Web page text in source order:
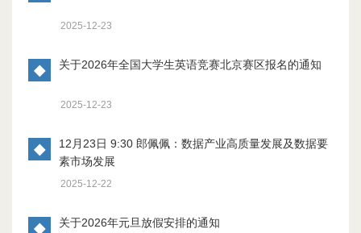
2025-12-23
◆ 关于2026年全国大学生英语竞赛北京赛区报名的通知
2025-12-23
◆
12月23日 9:30 郎佩佩：数据产业高质量发展及数据要
素市场发展
2025-12-22
◆ 关于2026年元旦放假安排的通知